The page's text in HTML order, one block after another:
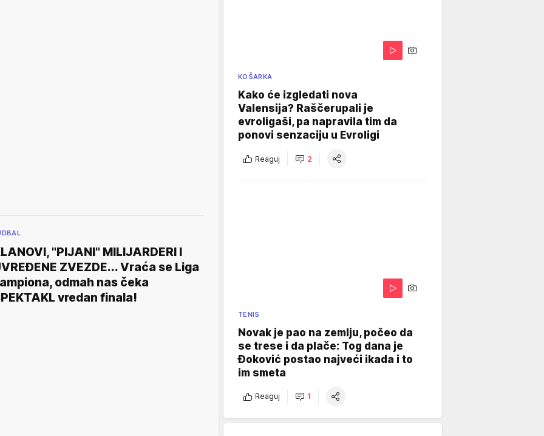
"PIJANI" MILIJARDERI I
ZVEZDE... Vraća se Liga
odmah nas čeka
vredan finala!
KOŠARKA
Kako će izgledati nova
Valensija? Raščerupali je
evroligaši, pa napravila tim da
ponovi senzaciju u Evroligi
Reaguj 2
TENIS
Novak je pao na zemlju, počeo da
se trese i da plače: Tog dana je
Đoković postao najveći ikada i to
im smeta
Reaguj 1